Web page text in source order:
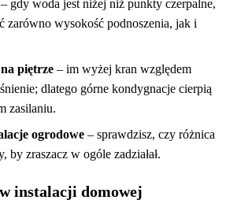
– gdy woda jest niżej niż punkty czerpalne,
zarówno wysokość podnoszenia, jak i
piętrze – im wyżej kran względem
dlatego górne kondygnacje cierpią
zasilaniu.
ogrodowe – sprawdzisz, czy różnica
by zraszacz w ogóle zadziałał.
instalacji domowej